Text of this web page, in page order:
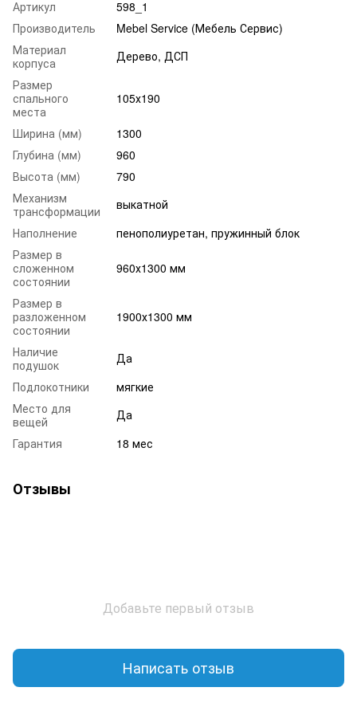
Артикул
598_1
Производитель
Mebel Service (Мебель Сервис)
Материал
корпуса
Дерево, ДСП
Размер
спального
места
105х190
Ширина (мм)
1300
Глубина (мм)
960
Высота (мм)
790
Механизм
трансформации
выкатной
Наполнение
пенополиуретан, пружинный блок
Размер в
сложенном
состоянии
960х1300 мм
Размер в
разложенном
состоянии
1900х1300 мм
Наличие
подушок
Да
Подлокотники
мягкие
Место для
вещей
Да
Гарантия
18 мес
Отзывы
Добавьте первый отзыв
Написать отзыв